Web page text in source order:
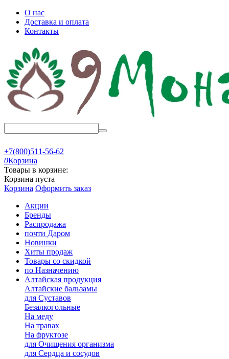
О нас
Доставка и оплата
Контакты
+7(800)511-56-62
0Корзина
Товары в корзине:
Корзина пуста
Корзина Оформить заказ
Акции
Бренды
Распродажа
почти Даром
Новинки
Хиты продаж
Товары со скидкой
по Назначению
Алтайская продукция
Алтайские бальзамы
для Суставов
Безалкогольные
На меду
На травах
На фруктозе
для Очищения организма
для Сердца и сосудов